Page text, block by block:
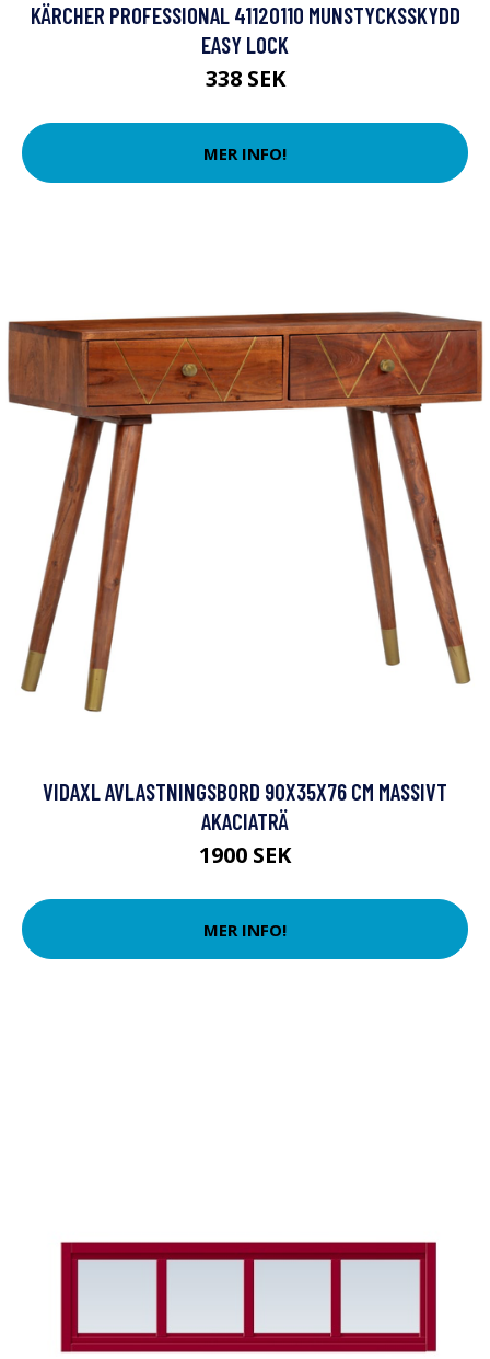
KÄRCHER PROFESSIONAL 41120110 MUNSTYCKSSKYDD
EASY LOCK
338 SEK
MER INFO!
VIDAXL AVLASTNINGSBORD 90X35X76 CM MASSIVT
AKACIATRÄ
1900 SEK
MER INFO!